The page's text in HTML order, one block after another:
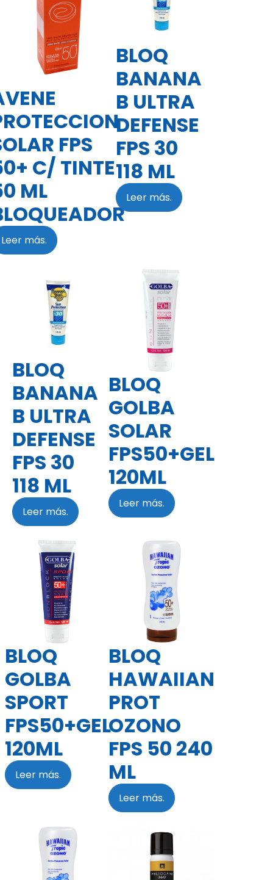
FPS
C/ TINTE
ML
Leer más.
BLOQ
BANANA
B ULTRA
DEFENSE
FPS 30
118 ML
Leer más.
BLOQ
BANANA
B ULTRA
DEFENSE
FPS 30
118 ML
Leer más.
BLOQ
GOLBA
SOLAR
FPS50+GEL
120ML
Leer más.
BLOQ
GOLBA
SPORT
FPS50+GEL
120ML
Leer más.
BLOQ
HAWAIIAN
PROT
OZONO
FPS 50 240
ML
Leer más.